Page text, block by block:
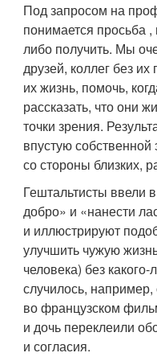
Под запросом на
понимается просьба
либо получить. Мы
друзей, коллег без
их жизнь, помочь,
рассказать, что они
точки зрения.
впустую
со стороны близких,
Гештальтисты ввели
добро» и «нанести
и иллюстрируют
улучшить чужую
человека) без
случилось,
во французском
и дочь переклеили
и согласия.